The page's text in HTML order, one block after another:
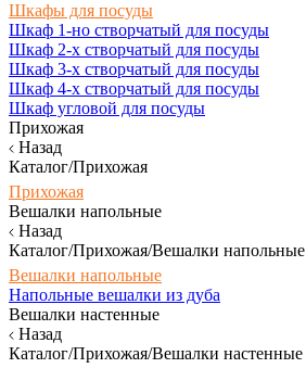
Шкафы для посуды
Шкаф 1-но створчатый для посуды
Шкаф 2-х створчатый для посуды
Шкаф 3-х створчатый для посуды
Шкаф 4-х створчатый для посуды
Шкаф угловой для посуды
Прихожая
Назад
Каталог/Прихожая
Прихожая
Вешалки напольные
Назад
Каталог/Прихожая/Вешалки напольные
Вешалки напольные
Напольные вешалки из дуба
Вешалки настенные
Назад
Каталог/Прихожая/Вешалки настенные